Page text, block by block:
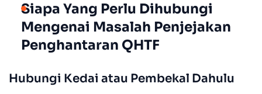
Siapa Yang Perlu Dihubungi
Mengenai Masalah Penjejakan
Penghantaran QHTF
Hubungi Kedai atau Pembekal Dahulu